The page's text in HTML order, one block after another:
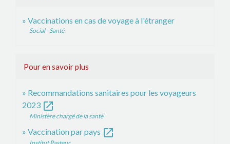
Vaccinations en cas de voyage à l'étranger
Social - Santé
Pour en savoir plus
Recommandations sanitaires pour les voyageurs
2023 open_in_new
Ministère chargé de la santé
Vaccination par pays open_in_new